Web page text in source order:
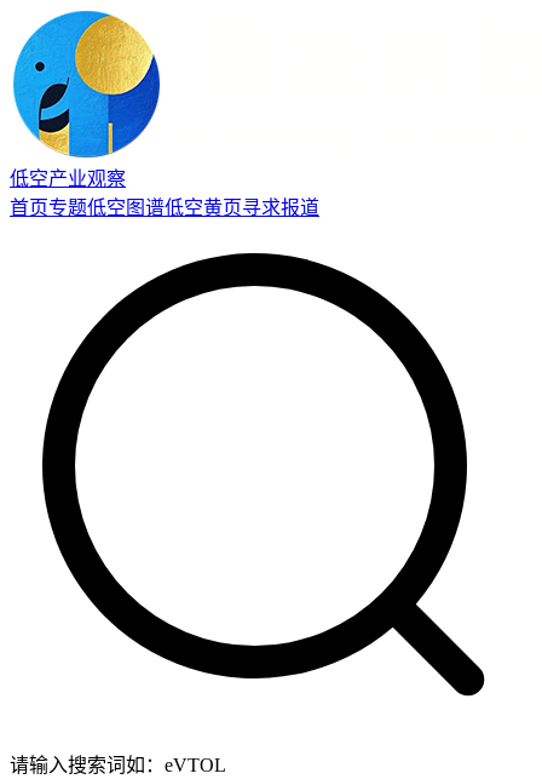
低空产业观察
首页专题低空图谱低空黄页寻求报道
请输入搜索词如：eVTOL